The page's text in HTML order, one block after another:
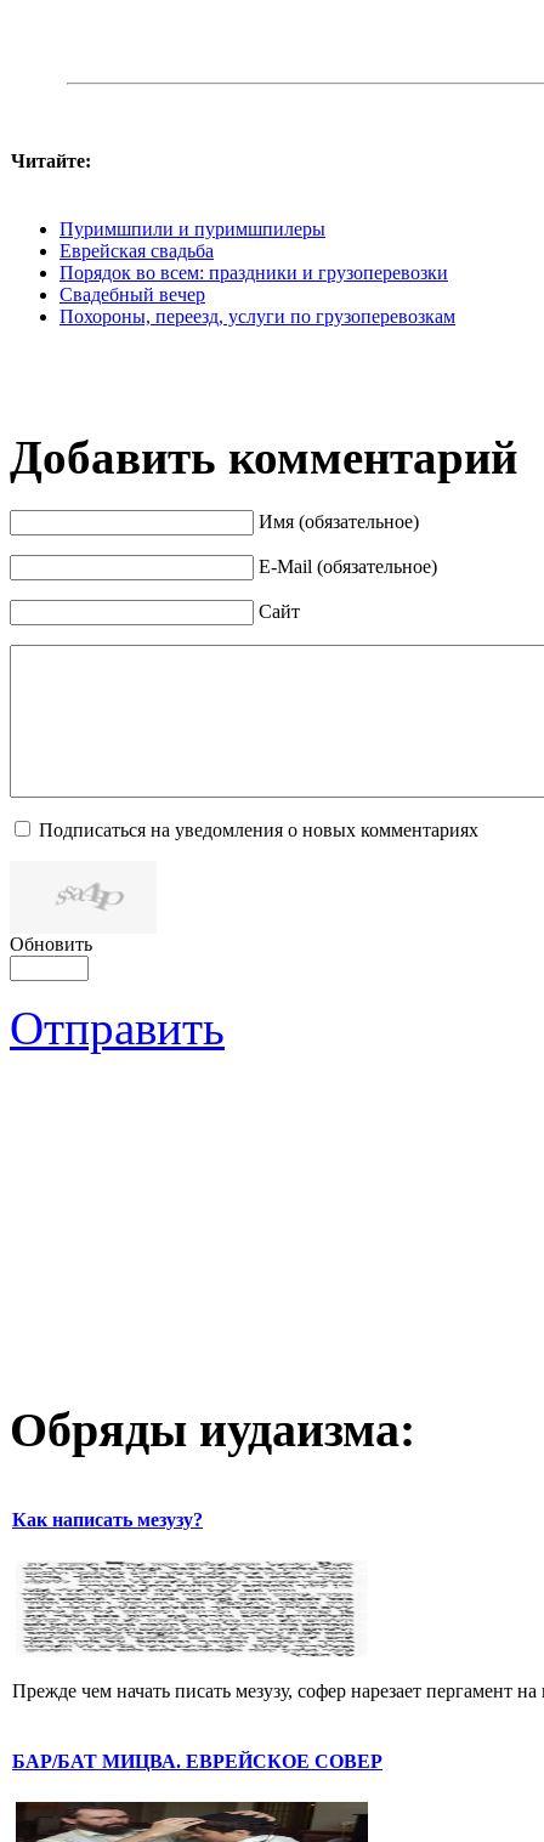
Читайте:
Пуримшпили и пуримшпилеры
Еврейская свадьба
Порядок во всем: праздники и грузоперевозки
Свадебный вечер
Похороны, переезд, услуги по грузоперевозкам
Добавить комментарий
Имя (обязательное)
E-Mail (обязательное)
Сайт
Подписаться на уведомления о новых комментариях
Обновить
Отправить
Обряды иудаизма:
Как написать мезузу?
Прежде чем начать писать мезузу, софер нарезает пергамент
БАР/БАТ МИЦВА. ЕВРЕЙСКОЕ СОВЕР